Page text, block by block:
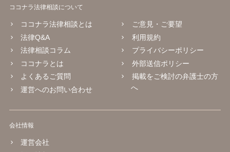
ココナラ法律相談について
ココナラ法律相談とは
法律Q&A
法律相談コラム
ココナラとは
よくあるご質問
運営へのお問い合わせ
ご意見・ご要望
利用規約
プライバシーポリシー
外部送信ポリシー
掲載をご検討の弁護士の方
へ
会社情報
運営会社